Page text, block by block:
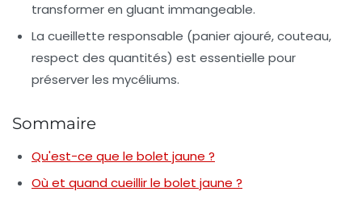
transformer en gluant immangeable.
La cueillette responsable (panier ajouré, couteau,
respect des quantités) est essentielle pour
préserver les mycéliums.
Sommaire
Qu'est-ce que le bolet jaune ?
Où et quand cueillir le bolet jaune ?